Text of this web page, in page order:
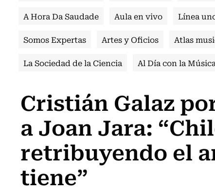
A Hora Da Saudade
Aula en vivo Línea
Somos Expertas
Artes y Oficios Atlas
La Sociedad de la Ciencia
Al Día con la
Cristián Galaz
a Joan Jara:
retribuyendo el
tiene”